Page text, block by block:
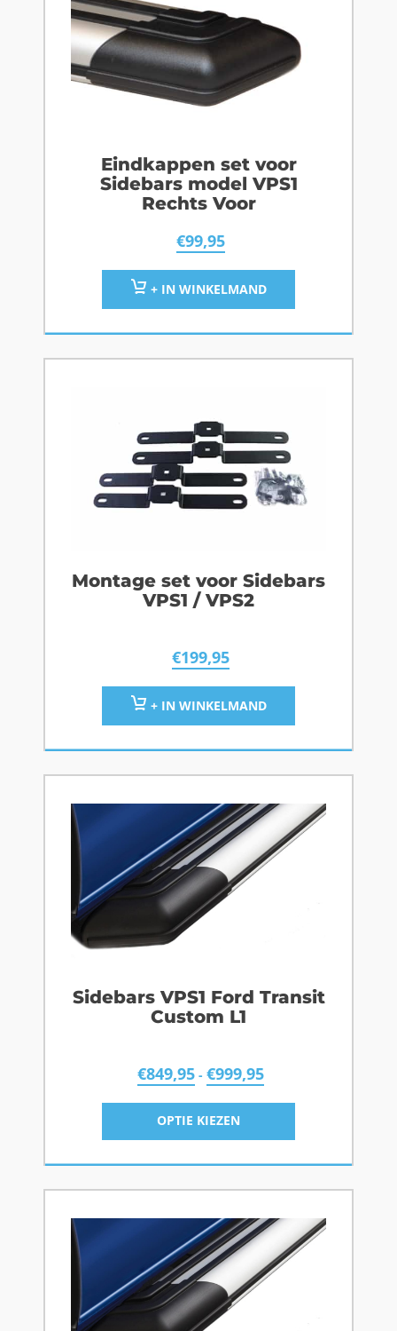
Eindkappen set voor
Sidebars model VPS1
Rechts Voor
€99,95
+ IN WINKELMAND
Montage set voor Sidebars
VPS1 / VPS2
€199,95
+ IN WINKELMAND
Sidebars VPS1 Ford Transit
Custom L1
€849,95 - €999,95
OPTIE KIEZEN